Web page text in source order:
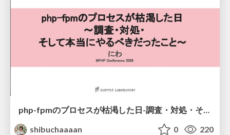
php-fpmのプロセスが枯渇した日-調査・対処・そして本当にやるべきだったこと-
shibuchaaaan
0 220